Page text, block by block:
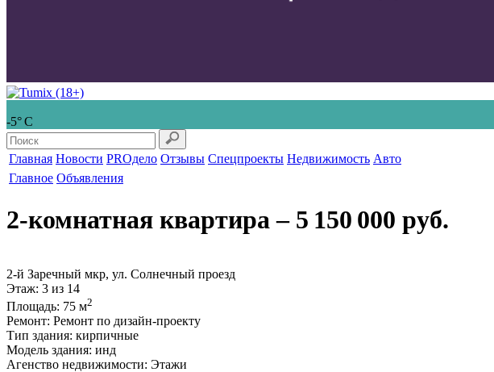
-5° С
Главная Новости PROдело Отзывы Спецпроекты Недвижимость Авто
Главное Объявления
2-комнатная квартира‒ 5 150 000 руб.
2-й Заречный мкр, ул. Солнечный проезд
Этаж: 3 из 14
Площадь: 75 м2
Ремонт: Ремонт по дизайн-проекту
Тип здания: кирпичные
Модель здания: инд
Агенство недвижимости: Этажи